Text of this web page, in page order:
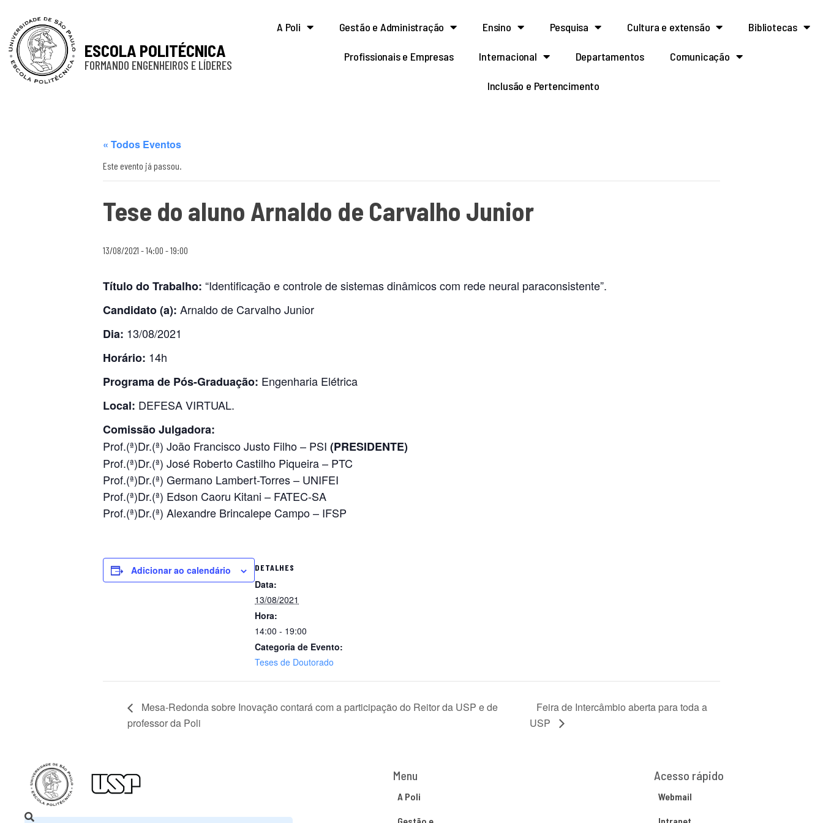
ESCOLA POLITÉCNICA
FORMANDO ENGENHEIROS E LÍDERES
A Poli Gestão e Administração Ensino Pesquisa Cultura e extensão Bibliotecas
Profissionais e Empresas Internacional Departamentos Comunicação
Inclusão e Pertencimento
« Todos Eventos
Este evento já passou.
Tese do aluno Arnaldo de Carvalho Junior
13/08/2021 - 14:00 -19:00
Título do Trabalho: “Identificação e controle de sistemas dinâmicos com rede neural paraconsistente”.
Candidato (a): Arnaldo de Carvalho Junior
Dia: 13/08/2021
Horário: 14h
Programa de Pós-Graduação: Engenharia Elétrica
Local: DEFESA VIRTUAL.
Comissão Julgadora:
Prof.(ª)Dr.(ª) João Francisco Justo Filho – PSI (PRESIDENTE)
Prof.(ª)Dr.(ª) José Roberto Castilho Piqueira – PTC
Prof.(ª)Dr.(ª) Germano Lambert-Torres – UNIFEI
Prof.(ª)Dr.(ª) Edson Caoru Kitani – FATEC-SA
Prof.(ª)Dr.(ª) Alexandre Brincalepe Campo – IFSP
Adicionar ao calendário DETALHES
Data:
13/08/2021
Hora:
14:00 - 19:00
Categoria de Evento:
Teses de Doutorado
Mesa-Redonda sobre Inovação contará com a participação do Reitor da USP e de
professor da Poli
Feira de Intercâmbio aberta para toda a
USP
Menu
A Poli
Gestão e
Acesso rápido
Webmail
Intranet